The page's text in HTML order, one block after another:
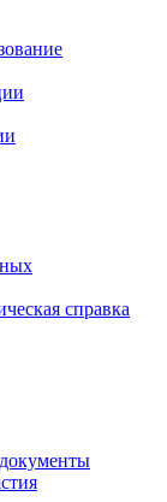
справка